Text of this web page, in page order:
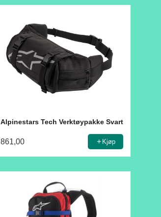
Alpinestars Tech Verktøypakke Svart
861,00 Kjøp